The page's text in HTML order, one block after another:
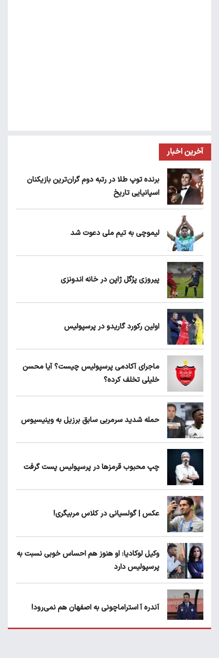
آخرین اخبار
برنده توپ طلا در رتبه دوم گران‌ترین بازیکنان
اسپانیایی تاریخ
لیموچی به تیم ملی دعوت شد
پیروزی پرُگل ژاپن در خانه اندونزی
اولین رکورد گاریدو در پرسپولیس
ماجرای آکادمی پرسپولیس چیست؟ آیا محسن
خلیلی تخلف کرده؟
حمله شدید سرمربی سابق برزیل به وینیسیوس
چپ محبوب قرمزها در پرسپولیس پست گرفت
عکس | گولسیانی در کلاس مربیگری!
وکیل لوکادیا: او هنوز هم احساس خوبی نسبت به
پرسپولیس دارد
آندره آ استراماچونی به اصفهان هم نمی‌رود!